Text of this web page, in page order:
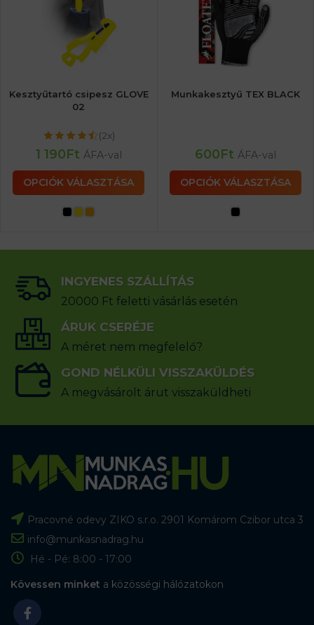
Kesztyűtartó csipesz GLOVE
02
(2x)
1 190Ft ÁFA-val
OPCIÓK VÁLASZTÁSA
Munkakesztyű TEX BLACK
600Ft ÁFA-val
OPCIÓK VÁLASZTÁSA
INGYENES SZÁLLÍTÁS
20000 Ft feletti vásárlás esetén
ÁRUK CSERÉJE
A méret nem megfelelő?
GOND NÉLKÜLI VISSZAKÜLDÉS
A megvásárolt árut visszaküldheti
Pracovné odevy ZIKO s.r.o. 2901 Komárom Czibor utca 3
info@munkasnadrag.hu
Hé - Pé: 8:00 - 17:00
Kövessen minket a közösségi hálózatokon